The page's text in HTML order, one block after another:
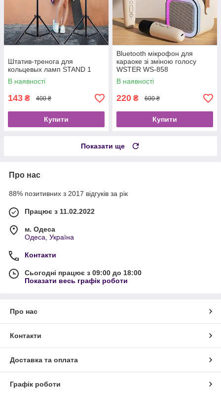
Штатив-тренога для
кольцевых ламп STAND 1
В наявності
143 ₴ 400 ₴
Купити
Bluetooth мікрофон для
караоке зі зміною голосу
WSTER WS-858
В наявності
220 ₴ 600 ₴
Купити
Показати ще
Про нас
88% позитивних з 2017 відгуків за рік
Працює з 11.02.2022
м. Одеса
Одеса, Україна
Контакти
Сьогодні працює з 09:00 до 18:00
Показати весь графік роботи
Про нас
Контакти
Доставка та оплата
Графік роботи